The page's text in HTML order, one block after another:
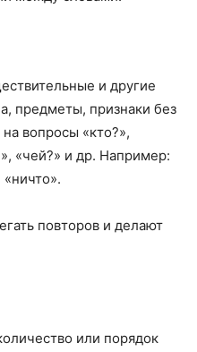
и другие
предметы, признаки без
вопросы «кто?»,
«чей?» и др. Например:
«ничто».
повторов и делают
или порядок